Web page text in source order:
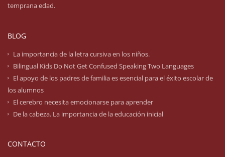
temprana edad.
BLOG
La importancia de la letra cursiva en los niños.
Bilingual Kids Do Not Get Confused Speaking Two Languages
El apoyo de los padres de familia es esencial para el éxito escolar de
los alumnos
El cerebro necesita emocionarse para aprender
De la cabeza. La importancia de la educación inicial
CONTACTO